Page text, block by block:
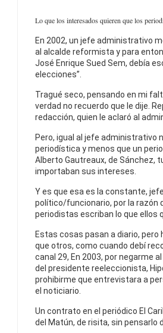
Lo que los interesados quieren que los
En 2002, un jefe administrativo
al alcalde reformista y para
José Enrique Sued Sem, debía
elecciones”.
Tragué seco, pensando en mi
verdad no recuerdo que le dije.
redacción, quien le aclaró al
Pero, igual al jefe administrativo
periodística y menos que un
Alberto Gautreaux, de Sánchez,
importaban sus intereses.
Y es que esa es la constante,
político/funcionario, por la razón
periodistas escriban lo que ellos
Estas cosas pasan a diario,
que otros, como cuando debí
canal 29, En 2003, por negarme
del presidente reeleccionista,
prohibirme que entrevistara a
el noticiario.
Un contrato en el periódico El
del Matún, de risita, sin pensarlo